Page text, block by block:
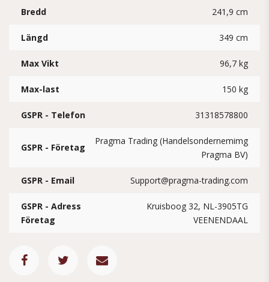
Bredd 241,9 cm
Längd 349 cm
Max Vikt 96,7 kg
Max-last 150 kg
GSPR - Telefon 31318578800
GSPR - Företag
Pragma Trading (Handelsondernemimg
Pragma BV)
GSPR - Email Support@pragma-trading.com
GSPR - Adress
Företag
Kruisboog 32, NL-3905TG
VEENENDAAL